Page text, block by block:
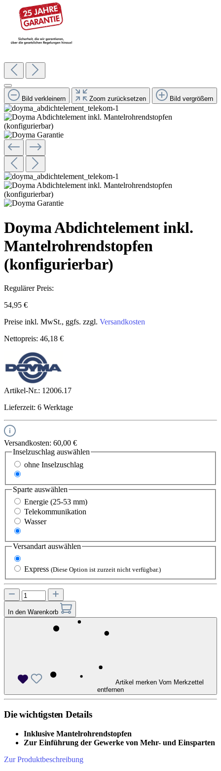
Bild verkleinern Zoom zurücksetzen Bild vergrößern
Doyma Abdichtelement inkl.
Mantelrohrendstopfen
(konfigurierbar)
Regulärer Preis:
54,95 €
Preise inkl. MwSt., ggfs. zzgl. Versandkosten
Nettopreis: 46,18 €
Artikel-Nr.: 12006.17
Lieferzeit: 6 Werktage
Versandkosten: 60,00 €
Inselzuschlag auswählen
ohne Inselzuschlag
Sparte auswählen
Energie (25-53 mm)
Telekommunikation
Wasser
Versandart auswählen
Express (Diese Option ist zurzeit nicht verfügbar.)
In den Warenkorb
Artikel merken Vom Merkzettel
entfernen
Die wichtigsten Details
Inklusive Mantelrohrendstopfen
Zur Einführung der Gewerke von Mehr- und Einsparten
Zur Produktbeschreibung